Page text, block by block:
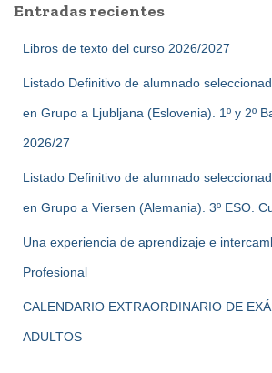
rEntradas recientes
Libros de texto del curso 2026/2027
Listado Definitivo de alumnado
en Grupo a Ljubljana (Eslovenia). 1º y 2º
2026/27
Listado Definitivo de alumnado
en Grupo a Viersen (Alemania). 3º ESO.
Una experiencia de aprendizaje e
Profesional
CALENDARIO EXTRAORDINARIO DE
ADULTOS